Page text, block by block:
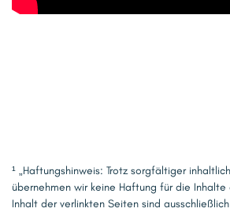
¹ „Haftungshinweis: Trotz sorgfältiger
übernehmen wir keine Haftung für die Inhalte
Inhalt der verlinkten Seiten sind